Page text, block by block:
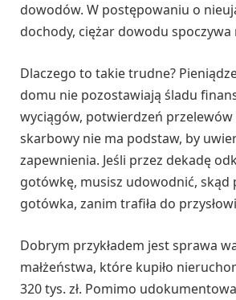
dowodów. W postępowaniu o
dochody, ciężar dowodu
Dlaczego to takie trudne?
domu nie pozostawiają śladu
wyciągów, potwierdzeń
skarbowy nie ma podstaw, by
zapewnienia. Jeśli przez dekadę
gotówkę, musisz udowodnić, skąd
gotówka, zanim trafiła do
Dobrym przykładem jest sprawa
małżeństwa, które kupiło
320 tys. zł. Pomimo